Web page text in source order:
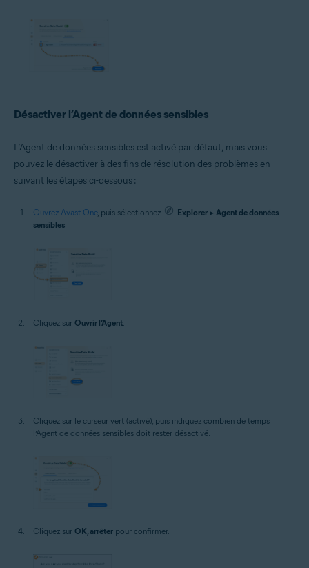
Désactiver l’Agent de données sensibles
L’Agent de données sensibles est activé par défaut, mais vous
pouvez le désactiver à des fins de résolution des problèmes en
suivant les étapes ci-dessous :
Ouvrez Avast One, puis sélectionnez Explorer ▸ Agent de données
sensibles.
Cliquez sur Ouvrir l’Agent
Cliquez sur le curseur vert (activé), puis indiquez combien de temps
l’Agent de données sensibles doit rester désactivé.
Cliquez sur OK, arrêter pour confirmer.